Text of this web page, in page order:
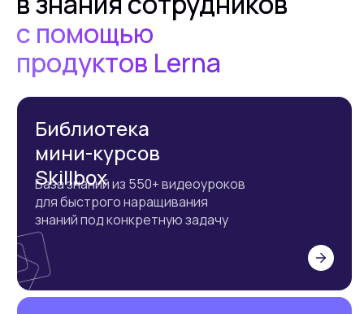
с помощью
продуктов Lerna
База знаний из 550+ видеоуроков
для быстрого наращивания
знаний под конкретную задачу
Библиотека
мини-курсов
Skillbox